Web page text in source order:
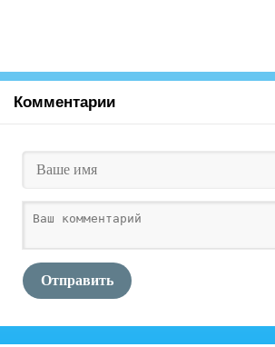
Комментарии
Отправить